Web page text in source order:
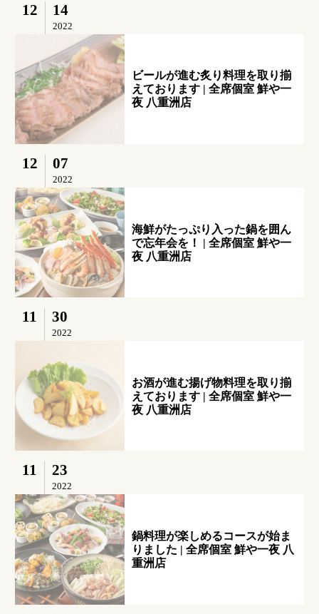
12 14
2022
ビールが進む炙り料理を取り揃
えております | 全席個室 鮮や一
夜 八重洲店
12 07
2022
海鮮がたっぷり入った鍋を囲ん
で忘年会を！ | 全席個室 鮮や一
夜 八重洲店
11 30
2022
お酒が進む揚げ物料理を取り揃
えております | 全席個室 鮮や一
夜 八重洲店
11 23
2022
鍋料理が楽しめるコースが始ま
りました | 全席個室 鮮や一夜 八
重洲店